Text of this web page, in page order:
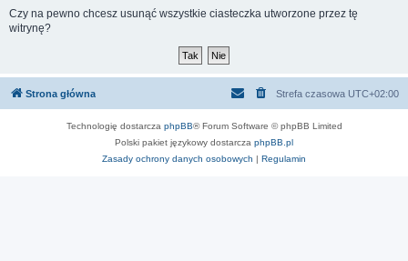
Czy na pewno chcesz usunąć wszystkie ciasteczka utworzone przez tę
witrynę?
Strona główna Strefa czasowa UTC+02:00
Technologię dostarcza phpBB® Forum Software © phpBB Limited
Polski pakiet językowy dostarcza phpBB.pl
Zasady ochrony danych osobowych | Regulamin